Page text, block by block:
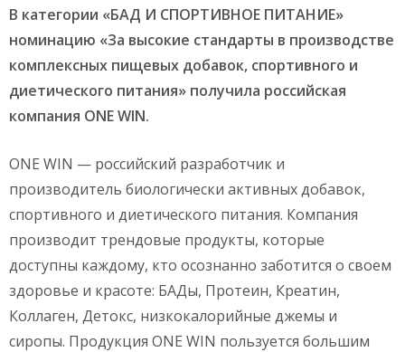
В категории «БАД И СПОРТИВНОЕ ПИТАНИЕ»
номинацию «За высокие стандарты в производстве
комплексных пищевых добавок, спортивного и
диетического питания» получила российская
компания ONEWIN.
ONE WIN — российский разработчик и
производитель биологически активных добавок,
спортивного и диетического питания. Компания
производит трендовые продукты, которые
доступны каждому, кто осознанно заботится о своем
здоровье и красоте: БАДы, Протеин, Креатин,
Коллаген, Детокс, низкокалорийные джемы и
сиропы. Продукция ONE WIN пользуется большим